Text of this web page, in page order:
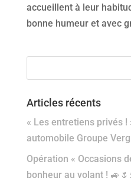
accueillent à leur
bonne humeur et avec
Articles récents
« Les entretiens privés !
automobile Groupe
Opération « Occasions
bonheur au volant !